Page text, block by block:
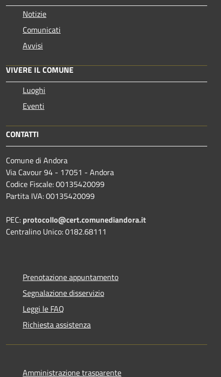
Notizie
Comunicati
Avvisi
VIVERE IL COMUNE
Luoghi
Eventi
CONTATTI
Comune di Andora
Via Cavour 94 - 17051 - Andora
Codice Fiscale: 00135420099
Partita IVA: 00135420099
PEC: protocollo@cert.comunediandora.it
Centralino Unico: 0182.68111
Prenotazione appuntamento
Segnalazione disservizio
Leggi le FAQ
Richiesta assistenza
Amministrazione trasparente